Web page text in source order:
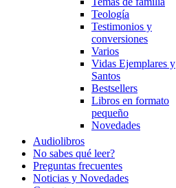
Teología
Testimonios y
conversiones
Varios
Vidas Ejemplares y
Santos
Bestsellers
Libros en formato
pequeño
Novedades
Audiolibros
No sabes qué leer?
Preguntas frecuentes
Noticias y Novedades